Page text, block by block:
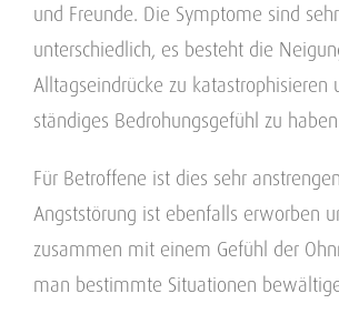
und Freunde. Die Symptome sind sehr
unterschiedlich, es besteht die
Alltagseindrücke zu katastrophisieren
ständiges Bedrohungsgefühl zu
Für Betroffene ist dies sehr
Angststörung ist ebenfalls erworben
zusammen mit einem Gefühl der
man bestimmte Situationen